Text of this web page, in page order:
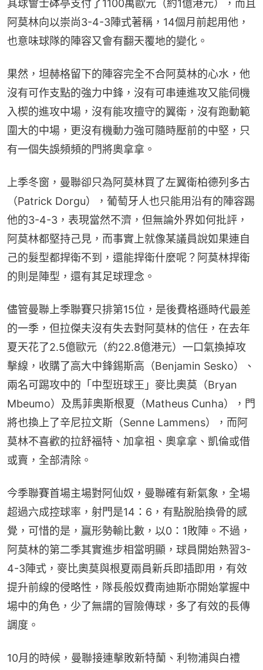
其球會士砵亭支付了1100萬歐元（約1億港元），而且
阿莫林向以崇尚3-4-3陣式著稱，14個月前起用他，
也意味球隊的陣容又會有翻天覆地的變化。
果然，坦赫格留下的陣容完全不合阿莫林的心水，他
沒有可作支點的強力中鋒，沒有可串連進攻又能伺機
入楔的進攻中場，沒有能攻擅守的翼衛，沒有跑動範
圍大的中場，更沒有機動力強可隨時壓前的中堅，只
有一個失誤頻頻的門將奧拿拿。
上季冬窗，曼聯卻只為阿莫林買了左翼衛柏德列多古
（Patrick Dorgu），葡萄牙人也只能用沿有的陣容踢
他的3-4-3，表現當然不濟，但無論外界如何批評，
阿莫林都堅持己見，而事實上就像某議員說如果連自
己的髮型都捍衛不到，還能捍衛什麼呢？阿莫林捍衛
的則是陣型，還有其足球理念。
儘管曼聯上季聯賽只排第15位，是後費格遜時代最差
的一季，但拉傑夫沒有失去對阿莫林的信任，在去年
夏天花了2.5億歐元（約22.8億港元）一口氣換掉攻
擊線，收購了高大中鋒錫斯高（Benjamin Sesko）、
兩名可踢攻中的「中型班球王」麥比奧莫（Bryan
Mbeumo）及馬菲奧斯根夏（Matheus Cunha），門
將也換上了辛尼拉文斯（Senne Lammens），而阿
莫林不喜歡的拉舒福特、加拿祖、奧拿拿、凱倫或借
或賣，全部清除。
今季聯賽首場主場對阿仙奴，曼聯確有新氣象，全場
超過六成控球率，射門是14：6，有點脫胎換骨的感
覺，可惜的是，贏形勢輸比數，以0：1敗陣。不過，
阿莫林的第二季其實進步相當明顯，球員開始熟習3-
4-3陣式，麥比奧莫與根夏兩員新兵即插即用，有效
提升前線的侵略性，隊長般奴費南迪斯亦開始掌握中
場中的角色，少了無謂的冒險傳球，多了有效的長傳
調度。
10月的時候，曼聯接連擊敗新特蘭、利物浦與白禮